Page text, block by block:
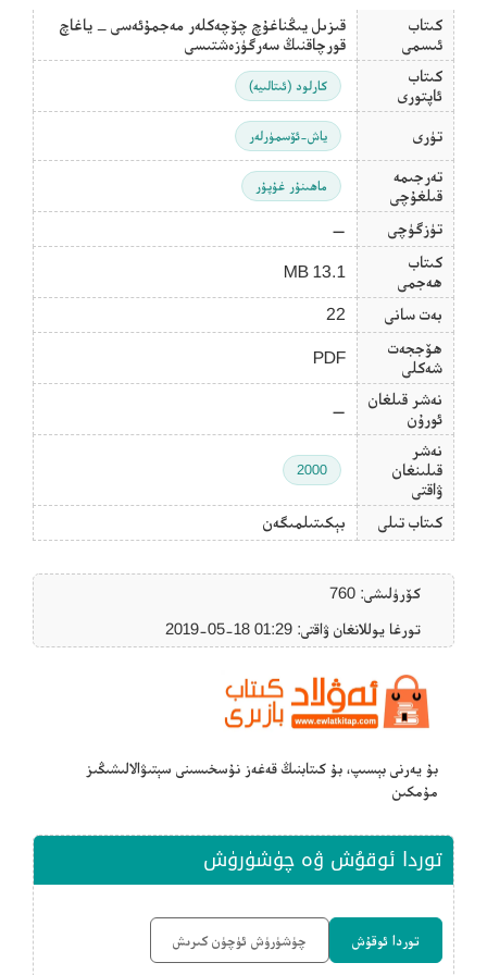
كىتاب
ئىسمى
قىزىل يىڭناغۇچ چۆچەكلەر مەجمۇئەسى _ ياغاچ
قورچاقنىڭ سەرگۈزەشتىسى
كىتاب
ئاپتورى
كارلود (ئىتالىيە)
تۈرى ياش-ئۆسمۈرلەر
تەرجىمە
قىلغۇچى
ماھىنۇر غۇپۇر
تۈزگۈچى
—
كىتاب
ھەجمى
13.1 MB
بەت سانى
22
ھۆججەت
شەكلى
PDF
نەشر قىلغان
ئورۇن
—
نەشر
قىلىنغان
ۋاقتى
2000
كىتاب تىلى بېكىتىلمىگەن
كۆرۈلىشى: 760
تورغا يوللانغان ۋاقتى: ‎2019-05-18 01:29
بۇ يەرنى بېسىپ، بۇ كىتابنىڭ قەغەز نۇسخىسىنى سېتىۋالالىشىڭىز
مۇمكىن
توردا ئوقۇش ۋە چۈشۈرۈش
توردا ئوقۇش چۈشۈرۈش ئۈچۈن كىرىش